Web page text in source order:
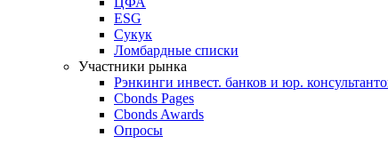
Специальные разделы
Кривые доходности
Best bid/ask
ЦФА
ESG
Сукук
Ломбардные списки
Участники рынка
Рэнкинги инвест. банков и юр. консультантов